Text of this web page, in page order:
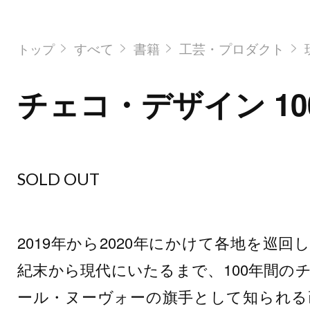
トップ すべて 書籍 工芸・プロダクト
チェコ・デザイン
SOLD OUT
2019年から2020年にかけて各地を巡回
紀末から現代にいたるまで、100年間の
ール・ヌーヴォーの旗手として知られ